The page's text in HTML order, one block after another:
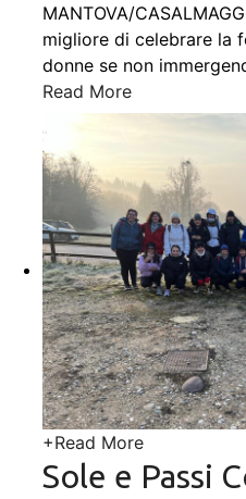
MANTOVA/
migliore di celebrare la
donne se non
Read More
+Read More
Sole e Passi